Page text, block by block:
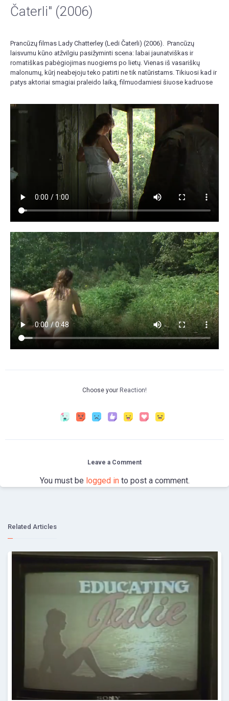
Čaterli" (2006)
Prancūzų filmas Lady Chatterley (Ledi Čaterli) (2006). Prancūzų
laisvumu kūno atžvilgiu pasižyminti scena: labai jaunatviškas ir
romatiškas pabėgiojimas nuogiems po lietų. Vienas iš vasariškų
malonumų, kūrį neabejoju teko patirti ne tik natūristams. Tikiuosi kad ir
patys aktoriai smagiai praleido laiką, filmuodamiesi šiuose kadruose
Choose your Reaction!
Leave a Comment
You must be logged into post a comment.
Related Articles